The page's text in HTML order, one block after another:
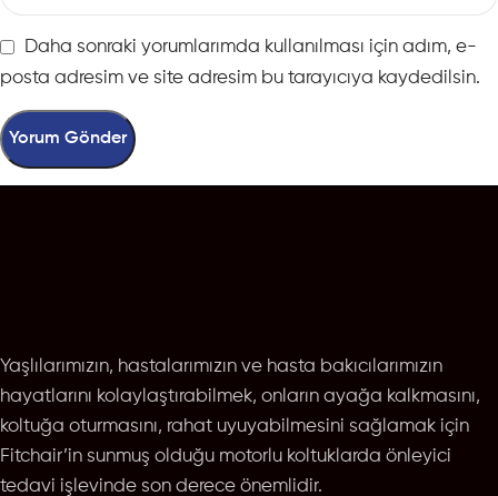
Daha sonraki yorumlarımda kullanılması için adım, e-
posta adresim ve site adresim bu tarayıcıya kaydedilsin.
Yaşlılarımızın, hastalarımızın ve hasta bakıcılarımızın
hayatlarını kolaylaştırabilmek, onların ayağa kalkmasını,
koltuğa oturmasını, rahat uyuyabilmesini sağlamak için
Fitchair’in sunmuş olduğu motorlu koltuklarda önleyici
tedavi işlevinde son derece önemlidir.